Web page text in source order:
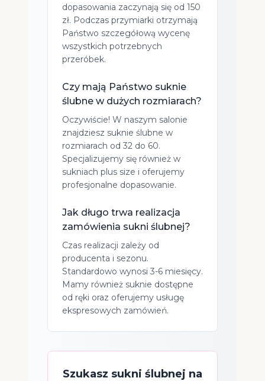
dopasowania zaczynają się od 150
zł. Podczas przymiarki otrzymają
Państwo szczegółową wycenę
wszystkich potrzebnych
przeróbek.
Czy mają Państwo suknie
ślubne w dużych rozmiarach?
Oczywiście! W naszym salonie
znajdziesz suknie ślubne w
rozmiarach od 32 do 60.
Specjalizujemy się również w
sukniach plus size i oferujemy
profesjonalne dopasowanie.
Jak długo trwa realizacja
zamówienia sukni ślubnej?
Czas realizacji zależy od
producenta i sezonu.
Standardowo wynosi 3-6 miesięcy.
Mamy również suknie dostępne
od ręki oraz oferujemy usługę
ekspresowych zamówień.
Szukasz sukni ślubnej na